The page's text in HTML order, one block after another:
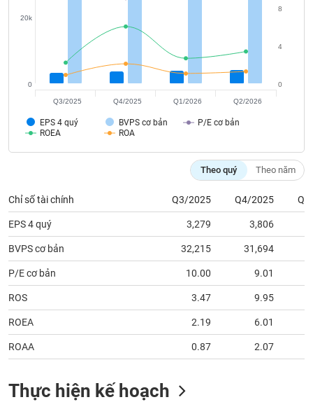
EPS 4 quý BVPS cơ bản
P/E cơ bản
ROEA
ROA
0
20k
0
4
8
Q3/2025 Q4/2025 Q1/2026 Q2/2026
Theo quý Theo năm
Chỉ số tài chính Q3/2025 Q4/2025
EPS 4 quý 3,279 3,806
BVPS cơ bản 32,215 31,694
P/E cơ bản 10.00 9.01
ROS 3.47 9.95
ROEA 2.19 6.01
ROAA 0.87 2.07
Thực hiện kế hoạch
chính